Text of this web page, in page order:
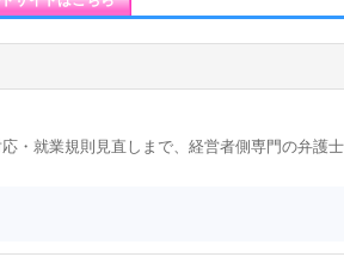
・就業規則見直しまで、経営者側専門の弁護